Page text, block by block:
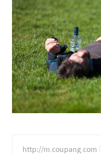
http://m.coupang.com